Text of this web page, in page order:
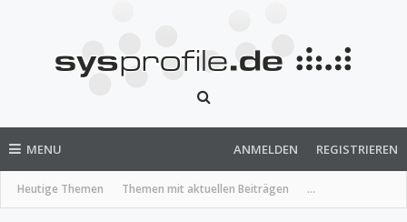
MENU
Heutige Themen Themen mit aktuellen Beiträgen ...
ANMELDEN REGISTRIEREN